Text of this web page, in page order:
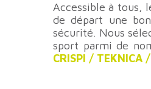
Accessible à tous,
de départ une
sécurité. Nous
sport parmi de
CRISPI / TEKNICA